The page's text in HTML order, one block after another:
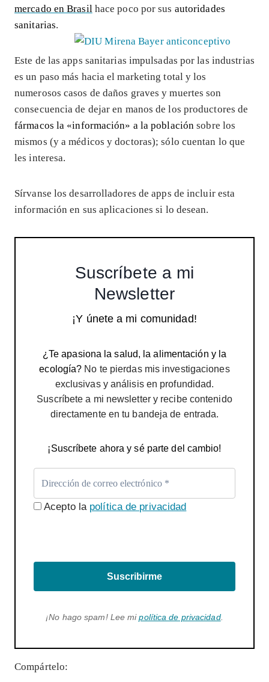
mercado en Brasil hace poco por sus autoridades
sanitarias.
Este de las apps sanitarias impulsadas por las industrias
es un paso más hacia el marketing total y los
numerosos casos de daños graves y muertes son
consecuencia de dejar en manos de los productores de
fármacos la «información» a la población sobre los
mismos (y a médicos y doctoras); sólo cuentan lo que
les interesa.
Sírvanse los desarrolladores de apps de incluir esta
información en sus aplicaciones si lo desean.
Suscríbete a mi
Newsletter
¡Y únete a mi comunidad!
¿Te apasiona la salud, la alimentación y la
ecología? No te pierdas mis investigaciones
exclusivas y análisis en profundidad.
Suscríbete a mi newsletter y recibe contenido
directamente en tu bandeja de entrada.
¡Suscríbete ahora y sé parte del cambio!
Acepto la política de privacidad
Suscribirme
¡No hago spam! Lee mipolítica de privacidad.
Compártelo: